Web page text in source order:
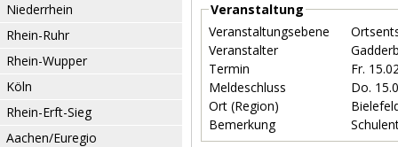
Niederrhein
Rhein-Ruhr
Rhein-Wupper
Köln
Rhein-Erft-Sieg
Aachen/Euregio
Veranstaltung
Veranstaltungsebene
Veranstalter
Termin
Fr.
Meldeschluss
Do.
Ort (Region)
Bemerkung